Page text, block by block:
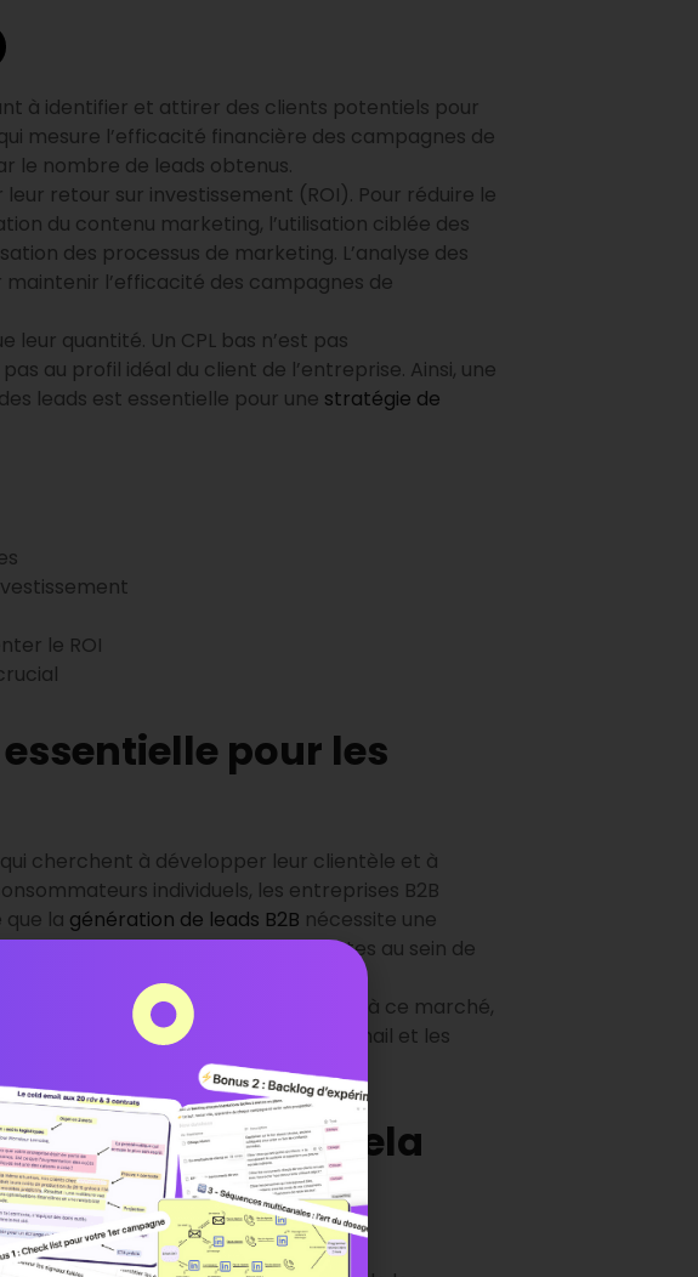
à identifier et attirer des clients potentiels pour
mesure l’efficacité financière des campagnes de
le nombre de leads obtenus.
retour sur investissement (ROI). Pour réduire le
du contenu marketing, l’utilisation ciblée des
des processus de marketing. L’analyse des
l’efficacité des campagnes de
quantité. Un CPL bas n’est pas
au profil idéal du client de l’entreprise. Ainsi, une
leads est essentielle pour une stratégie de
le ROI
pour les
cherchent à développer leur clientèle et à
individuels, les entreprises B2B
la génération de leads B2B nécessite une
par plusieurs parties prenantes au sein de
de leads spécifiquement adaptées à ce marché,
naturel (SEO), le marketing par e-mail et les
qu’est-ce que cela